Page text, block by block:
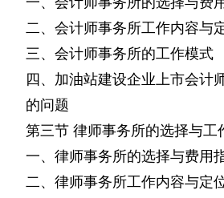
二、会计师事务所工作内容与
三、会计师事务所的工作模式
四、加油站建设企业上市会计
的问题
第三节 律师事务所的选择与工
一、律师事务所的选择与费用
二、律师事务所工作内容与定